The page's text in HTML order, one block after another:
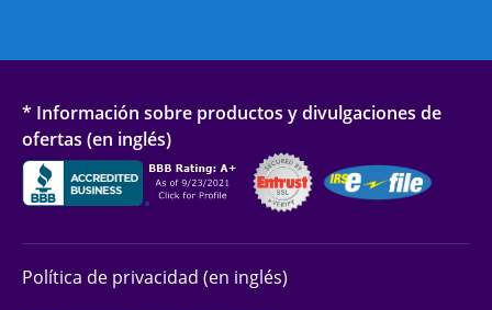
* Información sobre productos y divulgaciones de
ofertas (en inglés)
Política de privacidad (en inglés)